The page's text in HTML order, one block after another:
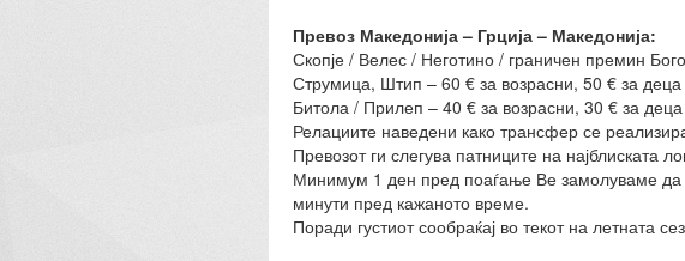
Превоз Македонија – Грција – Македонија:
Скопје / Велес / Неготино / граничен премин
Струмица, Штип – 60 € за возрасни, 50 € за
Битола / Прилеп – 40 € за возрасни, 30 € за
Релациите наведени како трансфер се
Превозот ги слегува патниците на најблиската
Минимум 1 ден пред поаѓање Ве замолуваме да
минути пред кажаното време.
Поради густиот сообраќај во текот на летната